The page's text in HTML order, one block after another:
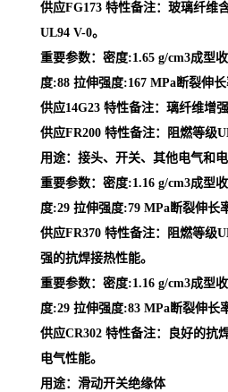
供应FG173 特性备注：玻璃纤维
UL94 V-0。
重要参数：密度:1.65 g/cm3成型
度:88 拉伸强度:167 MPa断裂伸
供应14G23 特性备注：璃纤维增强
供应FR200 特性备注：阻燃等级
用途：接头、开关、其他电气和
重要参数：密度:1.16 g/cm3成型
度:29 拉伸强度:79 MPa断裂伸长
供应FR370 特性备注：阻燃等级
强的抗焊接热性能。
重要参数：密度:1.16 g/cm3成型
度:29 拉伸强度:83 MPa断裂伸长
供应CR302 特性备注：良好的抗
电气性能。
用途：滑动开关绝缘体